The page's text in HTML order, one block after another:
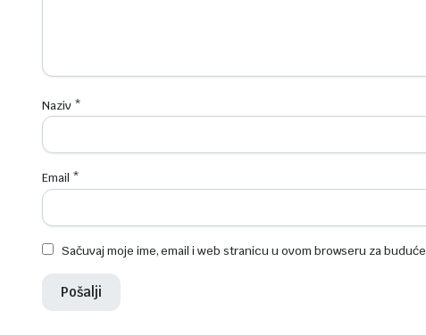
Naziv *
Email *
Sačuvaj moje ime, email i web stranicu u ovom browseru za